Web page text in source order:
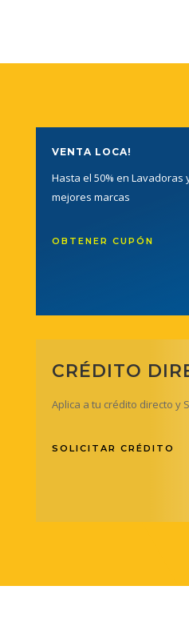
VENTA LOCA!
Hasta el 50% en Lavadoras
mejores marcas
OBTENER CUPÓN
CRÉDITO
Aplica a tu crédito directo y
SOLICITAR CRÉDITO